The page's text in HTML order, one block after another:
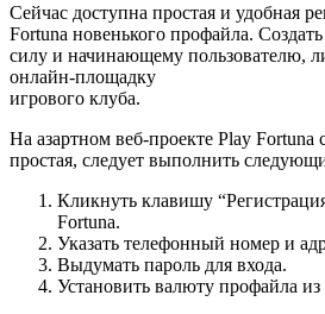
Сейчас доступна простая и удобная
Fortuna новенького профайла.
силу и начинающему пользователю,
онлайн-площадку
игрового клуба.
На азартном веб-проекте Play Fortuna
простая, следует выполнить
Кликнуть клавишу
Fortuna.
Указать телефонный номер и
Выдумать пароль для входа.
Установить валюту профайла